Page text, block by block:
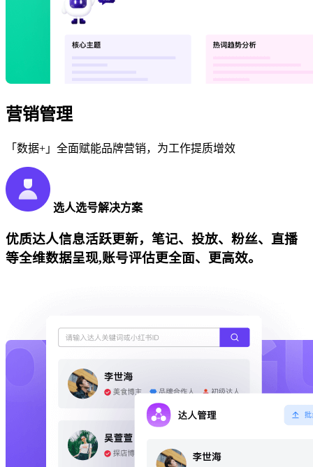
营销管理
「数据+」全面赋能品牌营销，为工作提质增效
选人选号解决方案
优质达人信息活跃更新，笔记、投放、粉丝、直播
等全维数据呈现,账号评估更全面、更高效。